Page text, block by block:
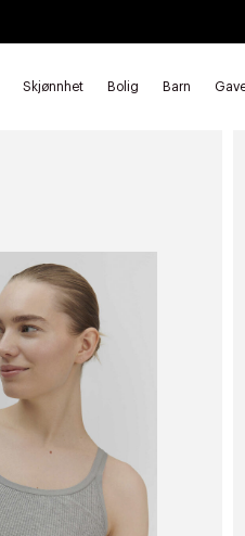
Skjønnhet Bolig Barn
T-skjorter & topper Topper